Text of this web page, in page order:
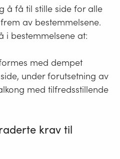
stille
uteoppholdsareal
støynivå
ikke
overskrider
fastsatte
å få til stille side for alle
av bestemmelsene.
i bestemmelsene at:
med dempet
under forutsetning av
med tilfredsstillende
krav til